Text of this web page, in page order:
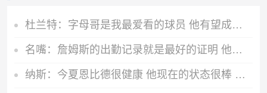
杜兰特：字母哥是我最爱看的球员 他有望成历史最佳
名嘴：詹姆斯的出勤记录就是最好的证明 他季后赛302场全勤
纳斯：今夏恩比德很健康 他现在的状态很棒 能全面投入备战